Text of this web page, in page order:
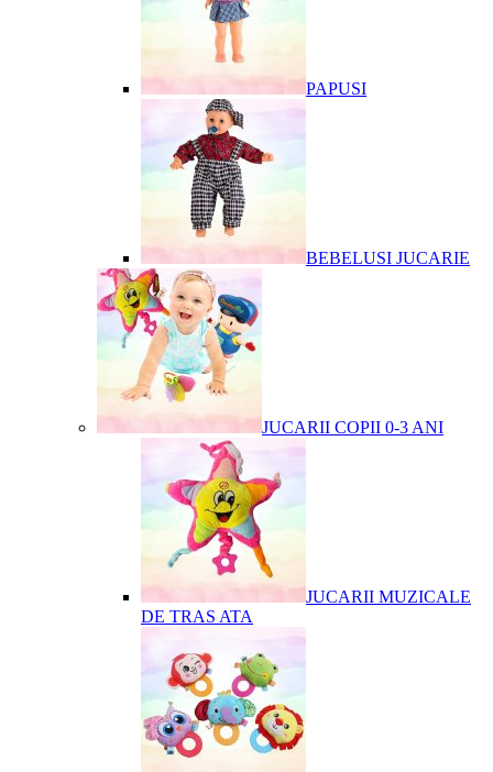
PAPUSI
BEBELUSI JUCARIE
JUCARII COPII 0-3 ANI
JUCARII MUZICALE
DE TRAS ATA